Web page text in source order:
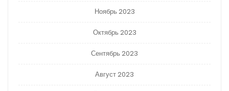
Ноябрь 2023
Октябрь 2023
Сентябрь 2023
Август 2023